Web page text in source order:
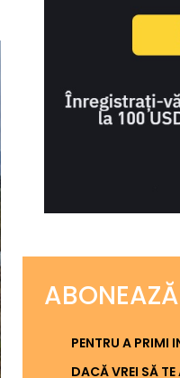
PENTRU A PRIMI
DACĂ VREI SĂ